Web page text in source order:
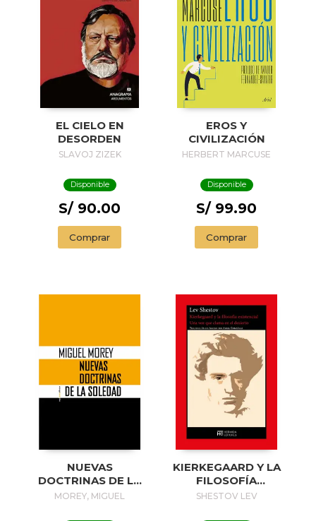
EL CIELO EN
DESORDEN
SLAVOJ ZIZEK
Disponible
S/ 90.00
Comprar
EROS Y
CIVILIZACIÓN
HERBERT MARCUSE
Disponible
S/ 99.90
Comprar
NUEVAS
DOCTRINAS DE LA
SOLEDAD
MOREY, MIGUEL
KIERKEGAARD Y LA
FILOSOFÍA
EXISTENCIAL
SHESTOV LEV